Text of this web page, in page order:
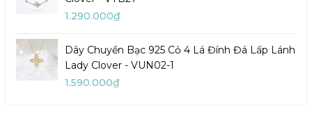
1.290.000₫
Dây Chuyền Bạc 925 Cỏ 4 Lá Đính Đá Lấp Lánh
Lady Clover - VUN02-1
1.590.000₫